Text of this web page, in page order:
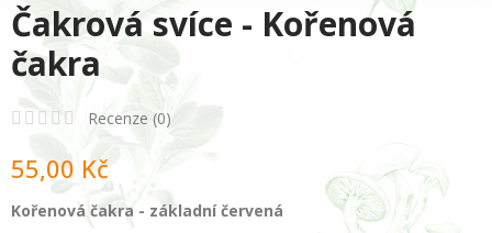
Čakrová svíce - Kořenová
čakra
Recenze (0)
55,00 Kč
Kořenová čakra - základní červená